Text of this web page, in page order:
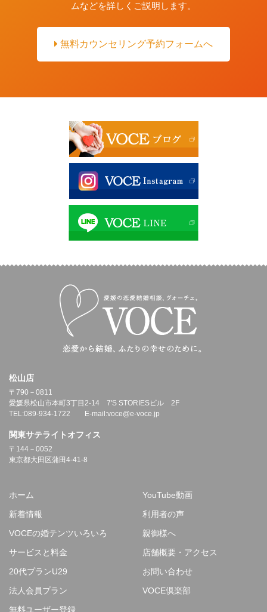
ムなどを詳しくご説明します。
無料カウンセリング予約フォームへ
松山店
〒790－0811
愛媛県松山市本町3丁目2-14 7'S STORIESビル 2F
TEL:089-934-1722 E-mail:voce@e-voce.jp
関東サテライトオフィス
〒144－0052
東京都大田区蒲田4-41-8
ホーム
新着情報
VOCEの婚テンツいろいろ
サービスと料金
20代プランU29
法人会員プラン
YouTube動画
利用者の声
親御様へ
店舗概要・アクセス
お問い合わせ
VOCE倶楽部
無料ユーザー登録